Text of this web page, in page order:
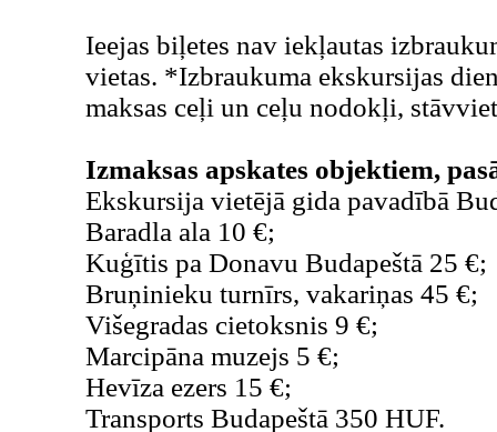
Ieejas biļetes nav iekļautas
vietas. *Izbraukuma ekskursijas
maksas ceļi un ceļu nodokļi,
Izmaksas apskates objektiem,
Ekskursija vietējā gida pavadībā
Baradla ala 10 €;
Kuģītis pa Donavu Budapeštā 25 €;
Bruņinieku turnīrs, vakariņas 45 €;
Višegradas cietoksnis 9 €;
Marcipāna muzejs 5 €;
Hevīza ezers 15 €;
Transports Budapeštā 350 HUF.